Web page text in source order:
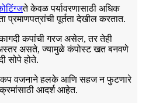
ते केवळ पर्यावरणासाठी अधिक
प्रमाणपत्रांची पूर्तता देखील करतात.
कपांची गरज असेल, तर तेही
असते, ज्यामुळे कंपोस्ट खत बनवणे
सोपे होते.
कप वजनाने हलके आणि सहज न फुटणारे
आदर्श आहेत.